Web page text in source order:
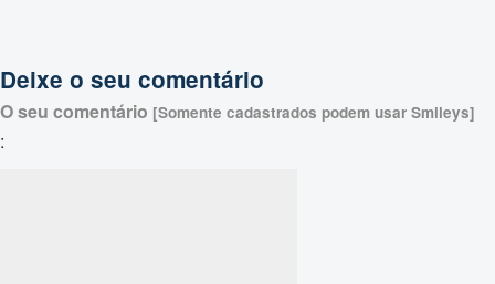
Deixe o seu comentário
O seu comentário [Somente cadastrados podem usar Smileys]
: